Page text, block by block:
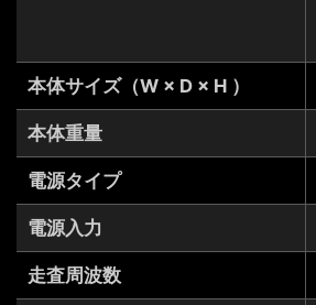
本体サイズ（W × D × H ）
本体重量
電源タイプ
電源入力
走査周波数